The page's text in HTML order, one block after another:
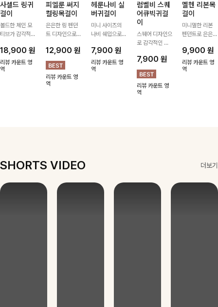
사셀드 링귀
걸이
볼드한 체인 모
티브가 감각적인
는 귀걸이- 심플
하면서도 존재감
있는 디자인으로
18,900 원
리뷰 카운트 영
역
피엘룬 써지
컬링목걸이
은은한 링 펜던
트 디자인으로
써지컬스틸 소재
로 변색 걱정 없
이 데일리로 착
용하기 좋아요-
12,900 원
리뷰 카운트 영
역
헤룬나비 실
버귀걸이
미니 사이즈의
나비 쉐입으로
내어줄 이어링,
과하지 않은 포
인트가 되어줘
7,900원
리뷰 카운트 영
역
럼벨비 스퀘
어큐빅귀걸
이
스퀘어 디자인으
로 감각적인 무
안에 큐빅을 담
아 더욱 고급스
럽게 연출되는
귀걸이에요~!
7,900 원
리뷰 카운트 영
역
멜헨 리본목
걸이
미니멀한 리본
펜던트로 은은한
는 목걸이예요.
골드, 실버 컬러
로 구성돼 어떤
9,900원
리뷰 카운트 영
역
SHORTS VIDEO 더보기